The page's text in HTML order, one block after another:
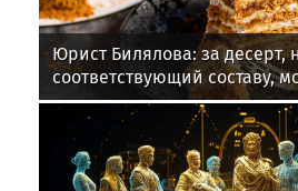
Юрист Билялова: за десерт,
соответствующий составу,
деньги